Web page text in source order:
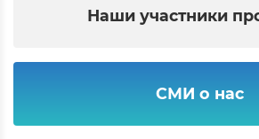
Наши участники
СМИ о нас